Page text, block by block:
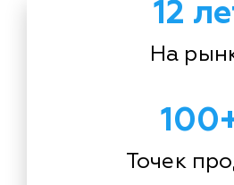
12
На
Точек